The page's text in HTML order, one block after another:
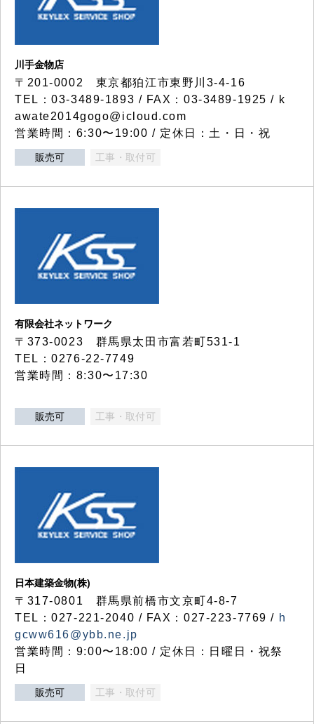
川手金物店
〒201-0002 東京都狛江市東野川3-4-16
TEL：03-3489-1893 / FAX：03-3489-1925 / k
awate2014gogo@icloud.com
営業時間：6:30〜19:00 / 定休日：土・日・祝
販売可 工事・取付可
有限会社ネットワーク
〒373-0023 群馬県太田市富若町531-1
TEL：0276-22-7749
営業時間：8:30〜17:30
販売可 工事・取付可
日本建築金物(株)
〒317‐0801 群馬県前橋市文京町4-8-7
TEL：027-221-2040 / FAX：027-223-7769 / h
gcww616@ybb.ne.jp
営業時間：9:00〜18:00 / 定休日：日曜日・祝祭
日
販売可 工事・取付可